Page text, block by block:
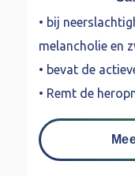
• bij
melancholie en
• bevat de
• Remt de